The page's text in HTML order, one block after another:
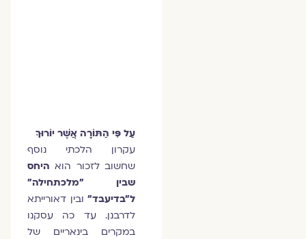
עַל פִּי הַתּוֹרָה אֲשֶׁר יוֹרוּךָ
עקרון הלכתי נוסף
שחשוב לזכור הואהיחס
שבין "מלכתחילה"
ל"בדיעבד"ובין דאורייתא
לדרבנן. עד כה עסקנו
במקרים בינאריים של